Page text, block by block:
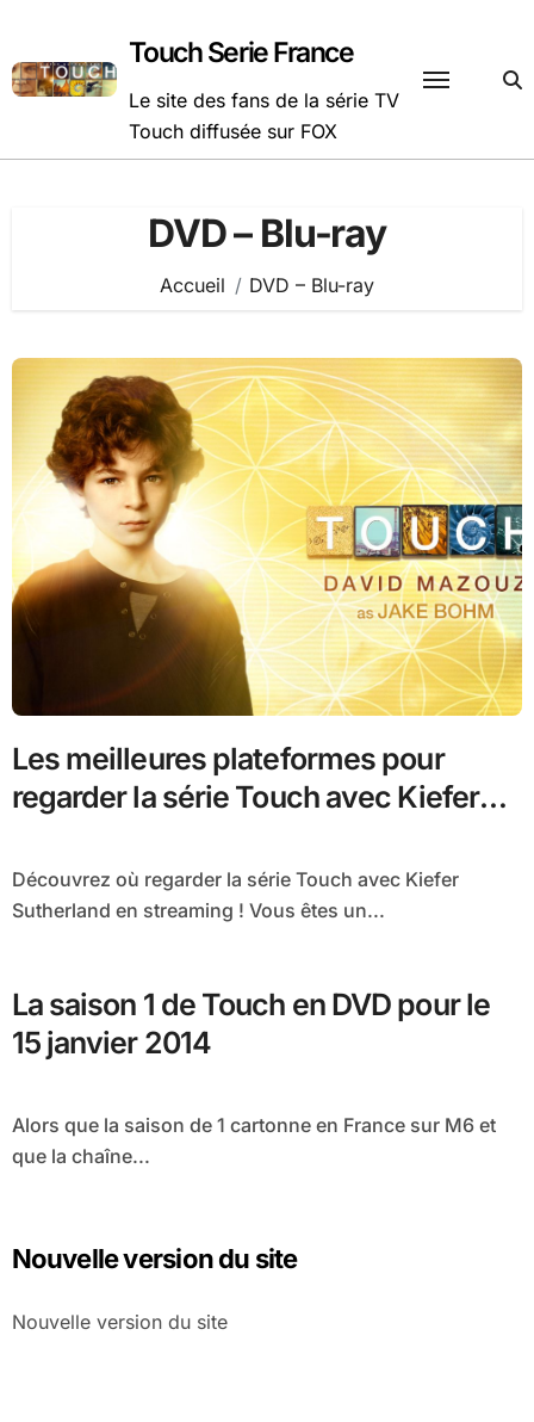
contenu
Touch Serie France
Le site des fans de la série TV
Touch diffusée sur FOX
DVD – Blu-ray
Accueil DVD – Blu-ray
Les meilleures plateformes pour
regarder la série Touch avec Kiefer
Découvrez où regarder la série Touch avec Kiefer
Sutherland en streaming ! Vous êtes un...
La saison 1 de Touch en DVD pour le
15 janvier 2014
Alors que la saison de 1 cartonne en France sur M6 et
que la chaîne...
Nouvelle version du site
Nouvelle version du site